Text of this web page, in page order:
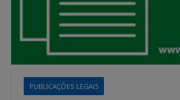
PUBLICAÇÕES LEGAIS